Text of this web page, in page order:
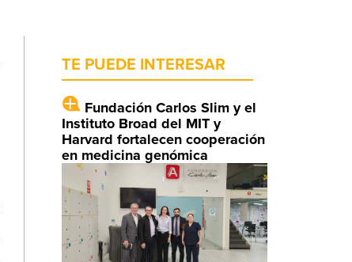
TE PUEDE INTERESAR
Fundación Carlos Slim y el
Instituto Broad del MIT y
Harvard fortalecen cooperación
en medicina genómica